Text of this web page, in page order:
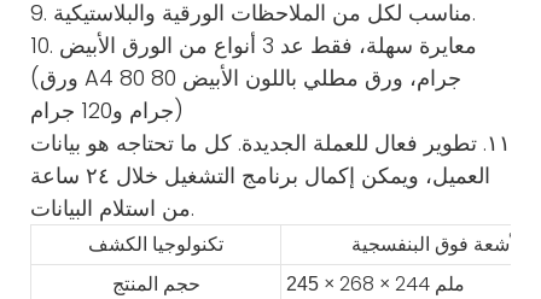
9. مناسب لكل من الملاحظات الورقية والبلاستيكية.
10. معايرة سهلة، فقط عد 3 أنواع من الورق الأبيض
(ورق A4 80 جرام، ورق مطلي باللون الأبيض 80
جرام و120 جرام)
١١. تطوير فعال للعملة الجديدة. كل ما تحتاجه هو بيانات
العميل، ويمكن إكمال برنامج التشغيل خلال ٢٤ ساعة
من استلام البيانات.
تكنولوجيا الكشف
حجم المنتج 245
× 268 × 244 ملم